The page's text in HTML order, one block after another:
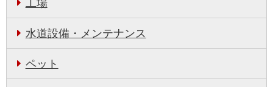
工場
水道設備・メンテナンス
ペット